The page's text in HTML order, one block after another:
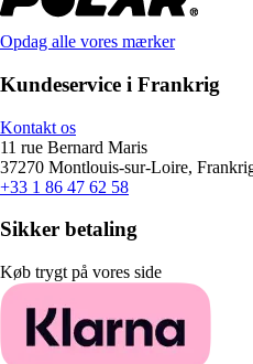
Opdag alle vores mærker
Kundeservice i Frankrig
Kontakt os
11 rue Bernard Maris
37270 Montlouis-sur-Loire,
+33 1 86 47 62 58
Sikker betaling
Køb trygt på vores side